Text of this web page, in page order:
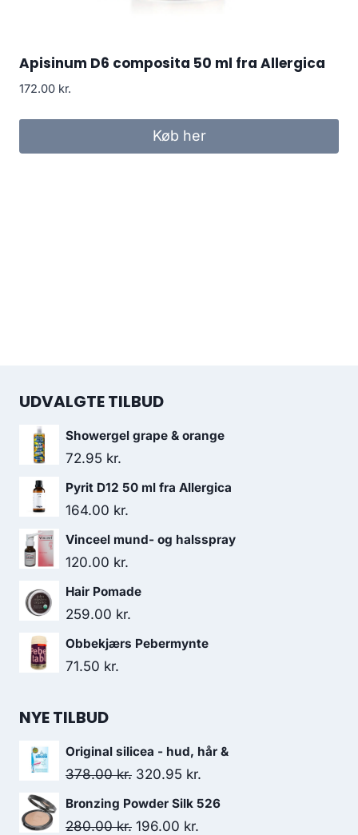
Apisinum D6 composita 50 ml fra Allergica
172.00 kr.
Køb her
UDVALGTE TILBUD
Showergel grape & orange
72.95 kr.
Pyrit D12 50 ml fra Allergica
164.00 kr.
Vinceel mund- og halsspray
120.00 kr.
Hair Pomade
259.00 kr.
Obbekjærs Pebermynte
71.50 kr.
NYE TILBUD
Original silicea - hud, hår &
378.00kr. Den
oprindelige
pris
320.95 kr.
aktuelle
Bronzing Powder Silk 526
280.00kr. Den
196.00 kr.